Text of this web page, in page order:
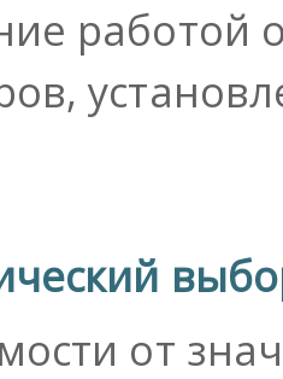
работой
от